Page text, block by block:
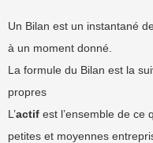
Un Bilan est un instantané
à un moment donné.
La formule du Bilan est la
propres
L’actif est l’ensemble de ce
petites et moyennes